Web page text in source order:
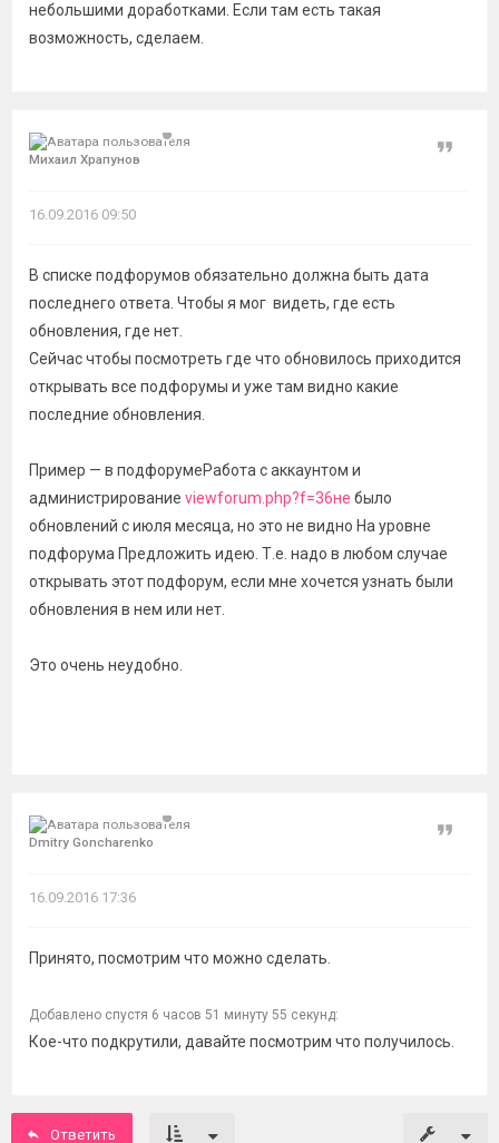
небольшими доработками. Если там есть такая
возможность, сделаем.
Михаил Храпунов
Цитата
16.09.2016 09:50
В списке подфорумов обязательно должна быть дата
последнего ответа. Чтобы я мог видеть, где есть
обновления, где нет.
Сейчас чтобы посмотреть где что обновилось приходится
открывать все подфорумы и уже там видно какие
последние обновления.
Пример — в подфорумеРабота с аккаунтом и
администрирование viewforum.php?f=36не было
обновлений с июля месяца, но это не видно На уровне
подфорума Предложить идею. Т.е. надо в любом случае
открывать этот подфорум, если мне хочется узнать были
обновления в нем или нет.
Это очень неудобно.
Dmitry Goncharenko
Цитата
16.09.2016 17:36
Принято, посмотрим что можно сделать.
Добавлено спустя 6 часов 51 минуту 55 секунд:
Кое-что подкрутили, давайте посмотрим что получилось.
Ответить